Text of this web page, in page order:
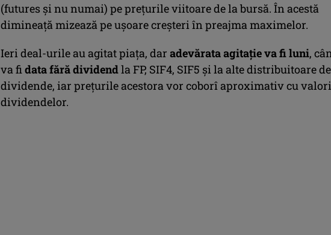
(futures şi nu numai) pe preţurile viitoare de la bursă. În acestă
dimineaţă mizează pe uşoare creşteri în preajma maximelor.
Ieri deal-urile au agitat piaţa, dar adevărata agitaţie va fi luni,
va fi data fără dividendla FP, SIF4, SIF5 şi la alte distribuitoare de
dividende, iar preţurile acestora vor coborî aproximativ cu
dividendelor.